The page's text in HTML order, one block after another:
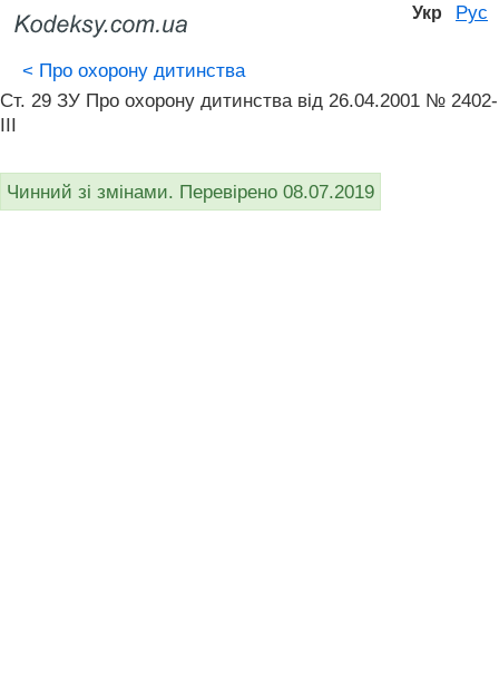
Укр Рус
< Про охорону дитинства
Ст. 29 ЗУ Про охорону дитинства від 26.04.2001 № 2402-
III
Чинний зі змінами. Перевірено 08.07.2019